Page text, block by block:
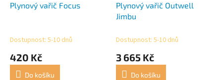
Plynový vařič Focus
Dostupnost: 5-10 dnů
420 Kč
Do košíku
Plynový vařič Outwell
Jimbu
Dostupnost: 5-10 dnů
3 665 Kč
Do košíku